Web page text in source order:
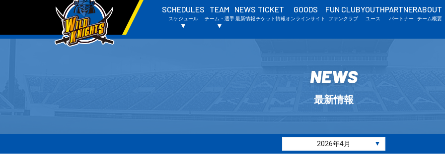
SCHEDULES
スケジュール
▼
TEAM
チーム・選手
▼
NEWS
最新情報
TICKET
チケット情報
GOODS
オンラインサイト
FUN CLUB
ファンクラブ
YOUTH
ユース
PARTNER
パートナー
ABOUT
チーム概要
・試合日程・結果
・チームスケジュール
・選手情報
・スタッフ情報
NEWS
最新情報
2026年4月 ▼